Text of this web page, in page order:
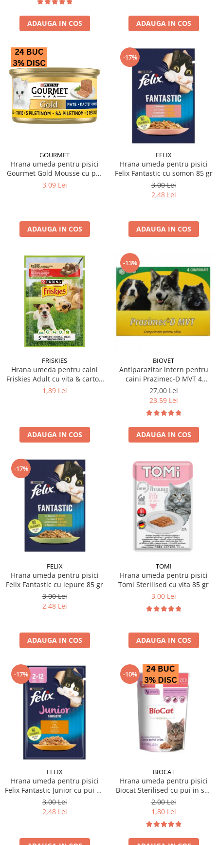
ADAUGA IN COS ADAUGA IN COS
GOURMET
Hrana umeda pentru pisici
Gourmet Gold Mousse cu pui
85 gr
3,09 Lei
ADAUGA IN COS
-17%
FELIX
Hrana umeda pentru pisici
Felix Fantastic cu somon 85 gr
3,00 Lei
2,48 Lei
ADAUGA IN COS
FRISKIES
Hrana umeda pentru caini
Friskies Adult cu vita & cartofi
85 gr
1,89 Lei
ADAUGA IN COS
-13%
BIOVET
Antiparazitar intern pentru
caini Prazimec-D MVT 4
comprimate
27,00 Lei
23,59 Lei
ADAUGA IN COS
-17%
FELIX
Hrana umeda pentru pisici
Felix Fantastic cu iepure 85 gr
3,00 Lei
2,48 Lei
ADAUGA IN COS
TOMI
Hrana umeda pentru pisici
Tomi Sterilised cu vita 85 gr
3,00 Lei
ADAUGA IN COS
-17%
FELIX
Hrana umeda pentru pisici
Felix Fantastic Junior cu pui 85
gr
3,00 Lei
2,48 Lei
-10%
BIOCAT
Hrana umeda pentru pisici
Biocat Sterilised cu pui in sos
85 gr
2,00 Lei
1,80 Lei